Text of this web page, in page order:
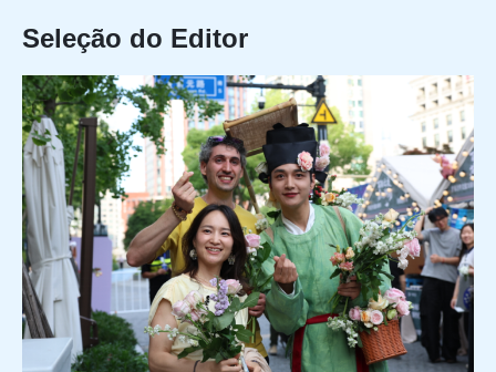
Seleção do Editor